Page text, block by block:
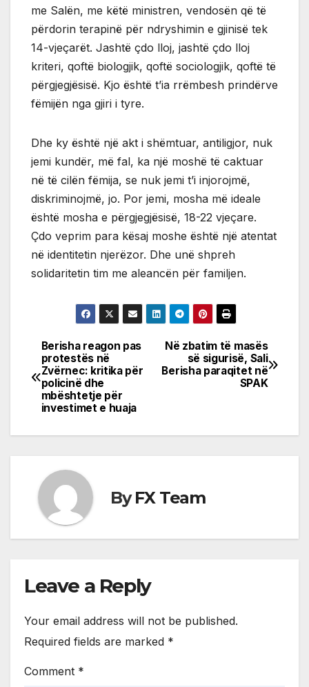
me Salën, me këtë ministren, vendosën që të
përdorin terapinë për ndryshimin e gjinisë tek
14-vjeçarët. Jashtë çdo lloj, jashtë çdo lloj
kriteri, qoftë biologjik, qoftë sociologjik, qoftë të
përgjegjësisë. Kjo është t’ia rrëmbesh prindërve
fëmijën nga gjiri i tyre.
Dhe ky është një akt i shëmtuar, antiligjor, nuk
jemi kundër, më fal, ka një moshë të caktuar
në të cilën fëmija, se nuk jemi t’i injorojmë,
diskriminojmë, jo. Por jemi, mosha më ideale
është mosha e përgjegjësisë, 18-22 vjeçare.
Çdo veprim para kësaj moshe është një atentat
në identitetin njerëzor. Dhe unë shpreh
solidaritetin tim me aleancën për familjen.
Post
navigation
Në zbatim të masës
së sigurisë, Sali
Berisha paraqitet në
SPAK
Berisha reagon pas
protestës në
Zvërnec: kritika për
policinë dhe
mbështetje për
investimet e huaja
ByFX Team
Leave a Reply
Your email address will not be published.
Required fields are marked *
Comment *